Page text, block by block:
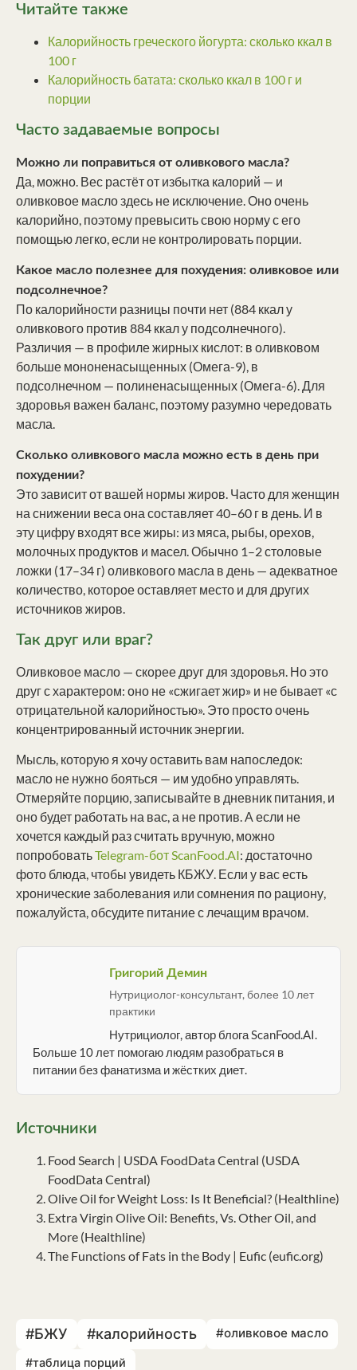
Читайте также
Калорийность греческого йогурта: сколько ккал в
100 г
Калорийность батата: сколько ккал в 100 г и
порции
Часто задаваемые вопросы
Можно ли поправиться от оливкового масла?
Да, можно. Вес растёт от избытка калорий — и
оливковое масло здесь не исключение. Оно очень
калорийно, поэтому превысить свою норму с его
помощью легко, если не контролировать порции.
Какое масло полезнее для похудения: оливковое или
подсолнечное?
По калорийности разницы почти нет (884 ккал у
оливкового против 884 ккал у подсолнечного).
Различия — в профиле жирных кислот: в оливковом
больше мононенасыщенных (Омега-9), в
подсолнечном — полиненасыщенных (Омега-6). Для
здоровья важен баланс, поэтому разумно чередовать
масла.
Сколько оливкового масла можно есть в день при
похудении?
Это зависит от вашей нормы жиров. Часто для женщин
на снижении веса она составляет 40–60 г в день. И в
эту цифру входят все жиры: из мяса, рыбы, орехов,
молочных продуктов и масел. Обычно 1–2 столовые
ложки (17–34 г) оливкового масла в день — адекватное
количество, которое оставляет место и для других
источников жиров.
Так друг или враг?
Оливковое масло — скорее друг для здоровья. Но это
друг с характером: оно не «сжигает жир» и не бывает «с
отрицательной калорийностью». Это просто очень
концентрированный источник энергии.
Мысль, которую я хочу оставить вам напоследок:
масло не нужно бояться — им удобно управлять.
Отмеряйте порцию, записывайте в дневник питания, и
оно будет работать на вас, а не против. А если не
хочется каждый раз считать вручную, можно
попробоватьTelegram-бот ScanFood.AI: достаточно
фото блюда, чтобы увидеть КБЖУ. Если у вас есть
хронические заболевания или сомнения по рациону,
пожалуйста, обсудите питание с лечащим врачом.
Григорий Демин
Нутрициолог-консультант, более 10 лет
практики
Нутрициолог, автор блога ScanFood.AI.
Больше 10 лет помогаю людям разобраться в
питании без фанатизма и жёстких диет.
Источники
Food Search | USDA FoodData Central (USDA
FoodData Central)
Olive Oil for Weight Loss: Is It Beneficial? (Healthline)
Extra Virgin Olive Oil: Benefits, Vs. Other Oil, and
More (Healthline)
The Functions of Fats in the Body | Eufic (eufic.org)
#БЖУ #калорийность #оливковое масло
#таблица порций